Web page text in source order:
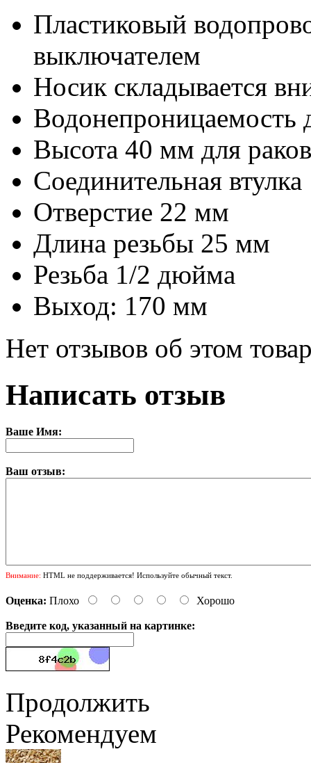
Пластиковый
выключателем
Носик складывается
Водонепроницаемость
Высота 40 мм для
Соединительная
Отверстие 22 мм
Длина резьбы 25 мм
Резьба 1/2 дюйма
Выход: 170 мм
Нет отзывов об этом
Написать отзыв
Ваше Имя:
Ваш отзыв:
Внимание: HTML не поддерживается! Используйте обычный текст.
Оценка: Плохо Хорошо
Введите код, указанный на картинке:
Продолжить
Рекомендуем